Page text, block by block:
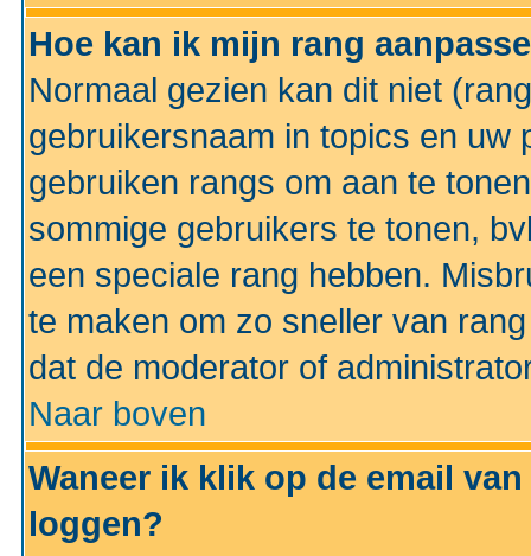
Hoe kan ik mijn rang
Normaal gezien kan dit niet
gebruikersnaam in topics en uw
gebruiken rangs om aan te
sommige gebruikers te tonen,
een speciale rang hebben.
te maken om zo sneller van
dat de moderator of
Naar boven
Waneer ik klik op de email
loggen?